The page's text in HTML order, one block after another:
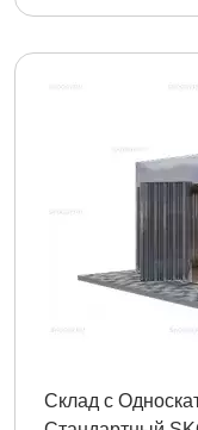
Склад с